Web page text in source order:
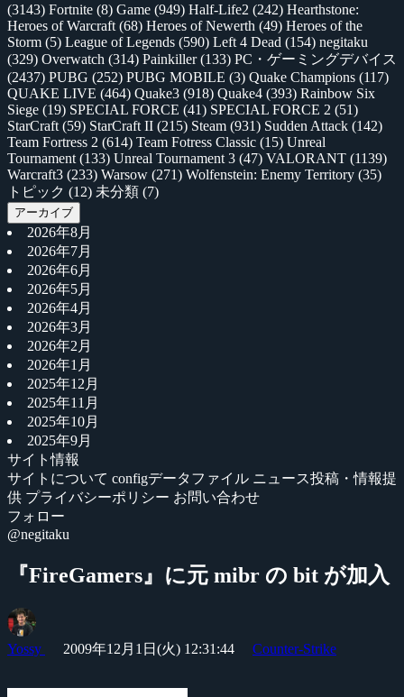
(3143) Fortnite (8) Game (949) Half-Life2 (242) Hearthstone:
Heroes of Warcraft (68) Heroes of Newerth (49) Heroes of the
Storm (5) League of Legends (590) Left 4 Dead (154) negitaku
(329) Overwatch (314) Painkiller(133) PC・ゲーミングデバイス
(2437) PUBG (252) PUBG MOBILE (3) Quake Champions (117)
QUAKE LIVE (464) Quake3 (918) Quake4 (393) Rainbow Six
Siege (19) SPECIAL FORCE (41) SPECIAL FORCE 2 (51)
StarCraft (59) StarCraft II (215) Steam (931) Sudden Attack (142)
Team Fortress 2 (614) Team Fotress Classic (15) Unreal
Tournament (133) Unreal Tournament 3 (47) VALORANT (1139)
Warcraft3 (233) Warsow (271) Wolfenstein: Enemy Territory (35)
トピック (12) 未分類 (7)
アーカイブ
2026年8月
2026年7月
2026年6月
2026年5月
2026年4月
2026年3月
2026年2月
2026年1月
2025年12月
2025年11月
2025年10月
2025年9月
サイト情報
サイトについて configデータファイル ニュース投稿・情報提
供 プライバシーポリシー お問い合わせ
フォロー
@negitaku
『FireGamers』に元 mibr の bit が加入
Yossy 2009年12月1日(火) 12:31:44 Counter-Strike